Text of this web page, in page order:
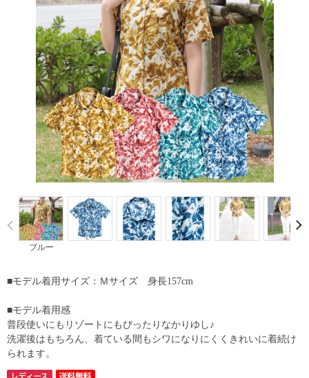
ブルー
Prev
■モデル着用サイズ：Ｍサイズ 身長157cm
■モデル着用感
普段使いにもリゾートにもぴったりなかりゆし♪
洗濯後はもちろん、着ている間もシワになりにくくきれいに着続け
られます。